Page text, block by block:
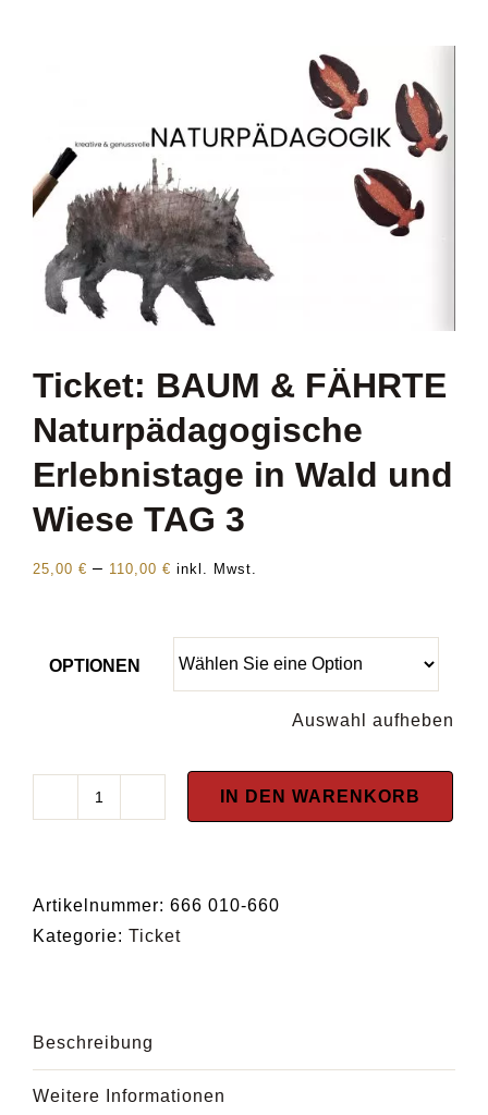
Ticket: BAUM & FÄHRTE
Naturpädagogische
Erlebnistage in Wald und
Wiese TAG 3
25,00 € – 110,00 € Preisspanne:
110,00 €
inkl. Mwst.
OPTIONEN
Auswahl aufheben
FÄHRTE
Naturpädagogische
und
IN DEN WARENKORB
Artikelnummer: 666 010-660
Kategorie: Ticket
Beschreibung
Weitere Informationen